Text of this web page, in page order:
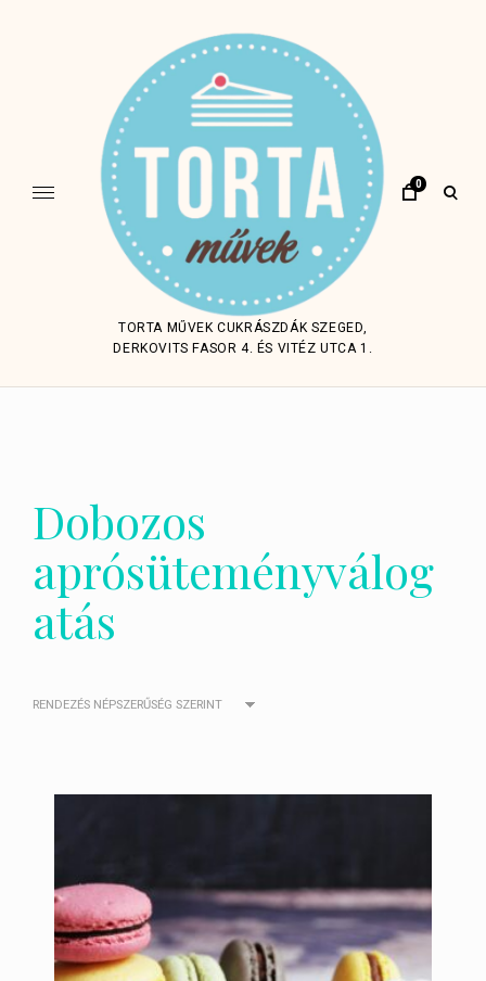
TORTA MŰVEK CUKRÁSZDÁK SZEGED,
DERKOVITS FASOR 4. ÉS VITÉZ UTCA 1.
0
open
Dobozos
aprósüteményválog
atás